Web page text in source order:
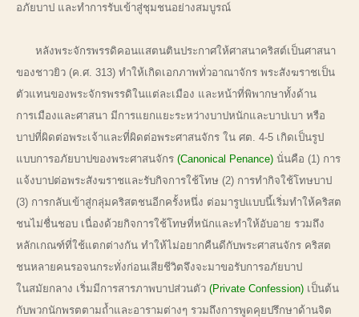
อภัยบาป และทำการรับเข้าสู่ชุมชนอย่างสมบูรณ์
หลังพระจักรพรรดิคอนแสตนตินประกาศให้ศาสนาคริสต์เป็นศาสนา
ของชาวยิว (ค.ศ. 313) ทำให้เกิดเอกภาพทั่วอาณาจักร พระสังฆราชเป็น
ตัวแทนของพระจักรพรรดิในแต่ละเมือง และหน้าที่พิพากษาทั้งด้าน
การเมืองและศาสนา มีการแยกแยะระหว่างบาปหนักและบาปเบา หรือ
บาปที่ผิดต่อพระเจ้าและที่ผิดต่อพระศาสนจักร ใน ศต. 4-5 เกิดเป็นรูป
แบบการอภัยบาปของพระศาสนจักร (Canonical Penance) นั่นคือ (1) การ
แจ้งบาปต่อพระสังฆราชและรับกิจการใช้โทษ (2) การทำกิจใช้โทษบาป
(3) การกลับเข้าสู่กลุ่มคริสตชนอีกครั้งหนึ่ง ต่อมารูปแบบนี้เริ่มทำให้คริสต
ชนไม่ชื่นชอบ เนื่องด้วยกิจการใช้โทษที่หนักและทำให้อับอาย รวมถึง
หลักเกณฑ์ที่ใช้แตกต่างกัน ทำให้ไม่อยากคืนดีกับพระศาสนจักร คริสต
ชนหลายคนรอจนกระทั่งก่อนเสียชีวิตจึงจะมาขอรับการอภัยบาป
ในสมัยกลาง เริ่มมีการสารภาพบาปส่วนตัว (Private Confession) เป็นต้น
กับพวกนักพรตตามถ้ำและอารามต่างๆ รวมถึงการพูดคุยปรึกษาด้านจิต